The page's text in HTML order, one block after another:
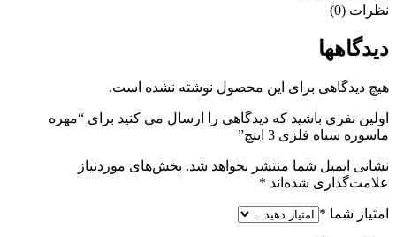
نظرات (0)
دیدگاهها
هیچ دیدگاهی برای این محصول نوشته نشده است.
اولین نفری باشید که دیدگاهی را ارسال می کنید برای “مهره
ماسوره سیاه فلزی 3 اینچ”
نشانی ایمیل شما منتشر نخواهد شد. بخش‌های موردنیاز
علامت‌گذاری شده‌اند *
امتیاز شما *